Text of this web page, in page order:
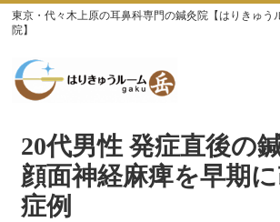
東京・代々木上原の耳鼻科専門の鍼灸院【はりきゅ
院】
20代男性 発症直後の
顔面神経麻痺を早期
症例